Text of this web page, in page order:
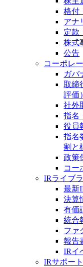
格付
アナ
定款
株式
公告
コーポレ
ガバ
取締
評価）
社外
指名
役員
指名
割と
政策
コー
IRライブ
最新
決算
有価
統合
ファ
報告
IRイ
IRサポート